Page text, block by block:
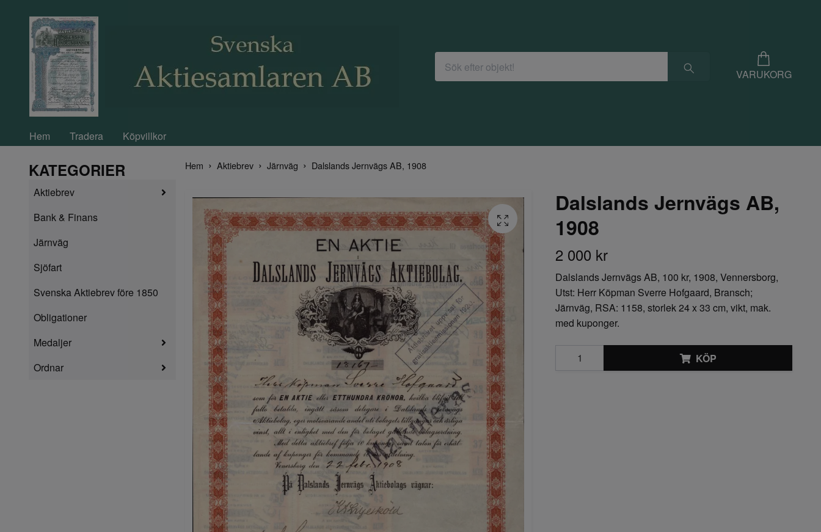
VARUKORG
Hem Tradera Köpvillkor
KATEGORIER
Aktiebrev
Bank & Finans
Järnväg
Sjöfart
Svenska Aktiebrev före 1850
Obligationer
Medaljer
Ordnar
Hem Aktiebrev Järnväg Dalslands Jernvägs AB, 1908
Dalslands Jernvägs AB,
1908
2 000 kr
Dalslands Jernvägs AB, 100 kr, 1908, Vennersborg,
Utst: Herr Köpman Sverre Hofgaard, Bransch;
Järnväg, RSA: 1158, storlek 24 x 33 cm, vikt, mak.
med kuponger.
KÖP